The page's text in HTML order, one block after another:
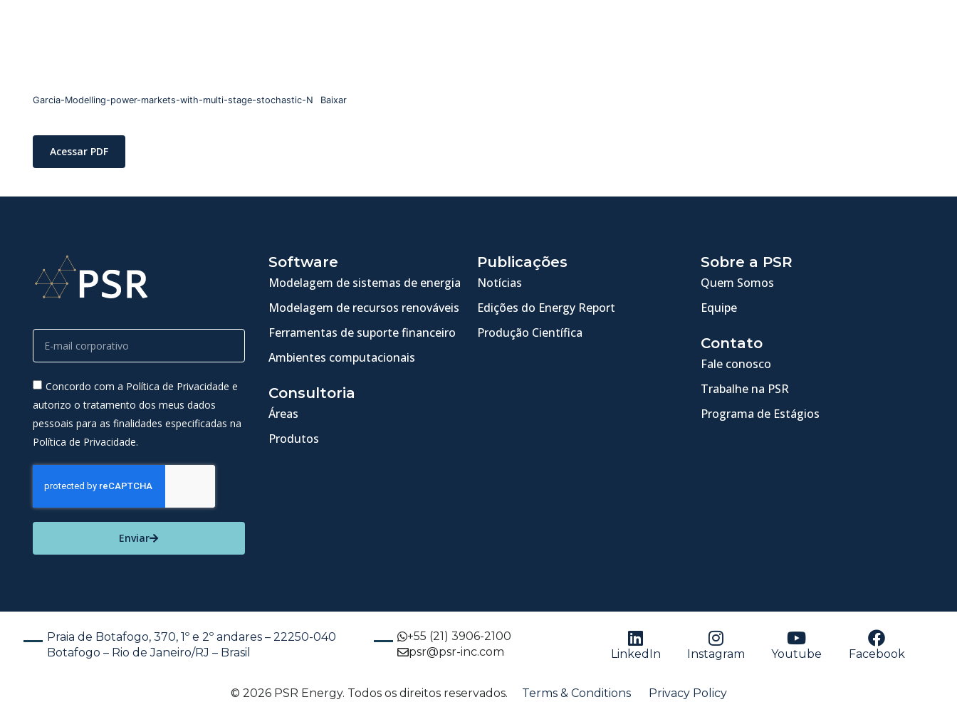
Garcia-Modelling-power-markets-with-multi-stage-stochastic-N Baixar
Acessar PDF
Concordo com a Política de Privacidade e
autorizo o tratamento dos meus dados
pessoais para as finalidades especificadas na
Política de Privacidade.
Enviar
Software
Modelagem de sistemas de energia
Modelagem de recursos renováveis
Ferramentas de suporte financeiro
Ambientes computacionais
Consultoria
Áreas
Produtos
Publicações
Notícias
Edições do Energy Report
Produção Científica
Sobre a PSR
Quem Somos
Equipe
Contato
Fale conosco
Trabalhe na PSR
Programa de Estágios
Praia de Botafogo, 370, 1º e 2º andares – 22250-040
Botafogo – Rio de Janeiro/RJ – Brasil
+55 (21) 3906-2100
psr@psr-inc.com
LinkedIn Instagram Youtube Facebook
© 2026 PSR Energy. Todos os direitos reservados. Terms & Conditions Privacy Policy